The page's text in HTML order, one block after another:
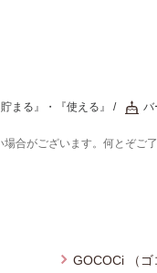
まる』・『使える』 バ
合がございます。何とぞご
GOCOCi （ゴ